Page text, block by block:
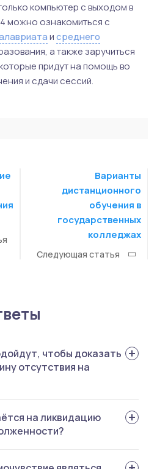
компьютер с выходом в
можно ознакомиться с
исреднего
а также заручиться
придут на помощь во
и сдачи сессий.
Варианты
дистанционного
обучения в
государственных
колледжах
Следующая статья
чтобы доказать
отсутствия на
выданная бригадой скорой
суд, справка от МЧС или
на ликвидацию